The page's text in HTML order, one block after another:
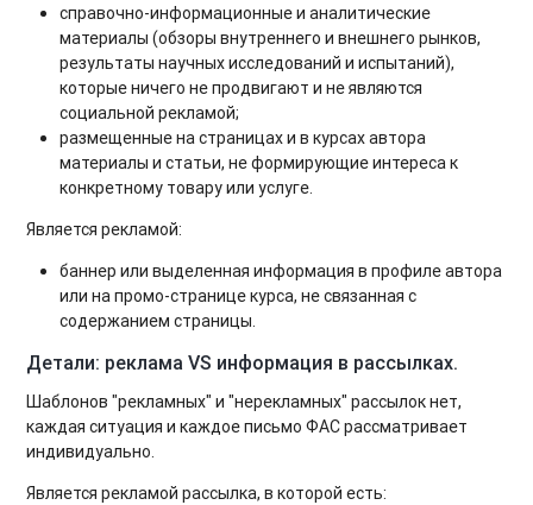
справочно-информационные и аналитические
материалы (обзоры внутреннего и внешнего рынков,
результаты научных исследований и испытаний),
которые ничего не продвигают и не являются
социальной рекламой;
размещенные на страницах и в курсах автора
материалы и статьи, не формирующие интереса к
конкретному товару или услуге.
Является рекламой:
баннер или выделенная информация в профиле автора
или на промо-странице курса, не связанная с
содержанием страницы.
Детали: реклама VS информация в рассылках.
Шаблонов "рекламных" и "нерекламных" рассылок нет,
каждая ситуация и каждое письмо ФАС рассматривает
индивидуально.
Является рекламой рассылка, в которой есть: